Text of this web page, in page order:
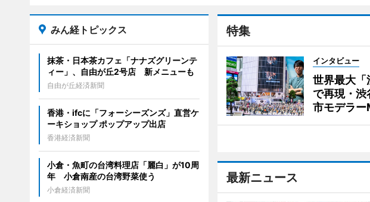
特集
インタビュー
世界最大
で再現・
市モデラー
最新ニュース
みん経トピックス
抹茶・日本茶カフェ「ナナズグリーンテ
ィー」、自由が丘2号店 新メニューも
自由が丘経済新聞
香港・ifcに「フォーシーズンズ」直営ケ
ーキショップ ポップアップ出店
香港経済新聞
小倉・魚町の台湾料理店「麗白」が10周
年 小倉南産の台湾野菜使う
小倉経済新聞